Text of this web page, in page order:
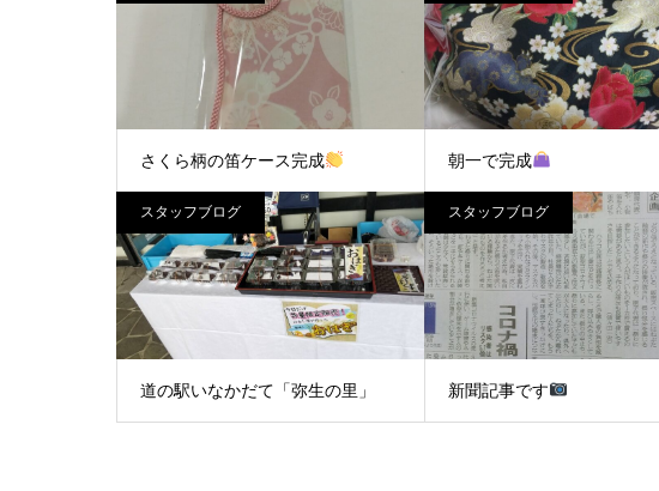
さくら柄の笛ケース完成 朝一で完成
スタッフブログ
道の駅いなかだて「弥生の里」
スタッフブログ
新聞記事です
新作カラー完成です